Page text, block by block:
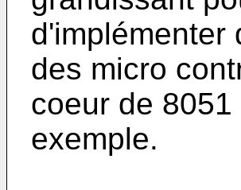
d'implémenter
des micro
coeur de
exemple.